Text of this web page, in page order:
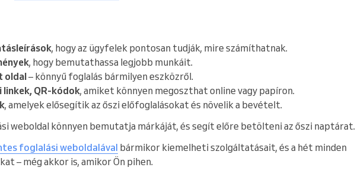
, hogy az ügyfelek pontosan tudják, mire számíthatnak.
, hogy bemutathassa legjobb munkáit.
oldal– könnyű foglalás bármilyen eszközről.
QR-kódok, amiket könnyen megoszthat online vagy papíron.
, amelyek elősegítik az őszi előfoglalásokat és növelik a bevételt.
weboldal könnyen bemutatja márkáját, és segít előre betölteni az őszi naptárat.
foglalási weboldalával bármikor kiemelheti szolgáltatásait, és a hét minden
– még akkor is, amikor Ön pihen.